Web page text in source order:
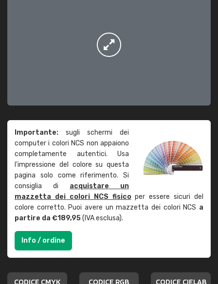
Importante: sugli schermi dei
computer i colori NCS non appaiono
completamente autentici. Usa
l'impressione del colore su questa
pagina solo come riferimento. Si
consiglia di acquistare un
mazzetta dei colori NCS fisicoper essere sicuri del
colore corretto. Puoi avere un mazzetta dei colori NCS a
partire da €189,95(IVA esclusa).
Info / ordine
CODICE CMYK CODICE RGB CODICE CIELAB